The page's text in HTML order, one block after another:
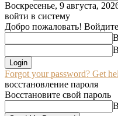
Воскресенье, 9 августа,
войти в систему
Добро пожаловать!
Forgot your password? Get
восстановление пароля
Восстановите свой пароль